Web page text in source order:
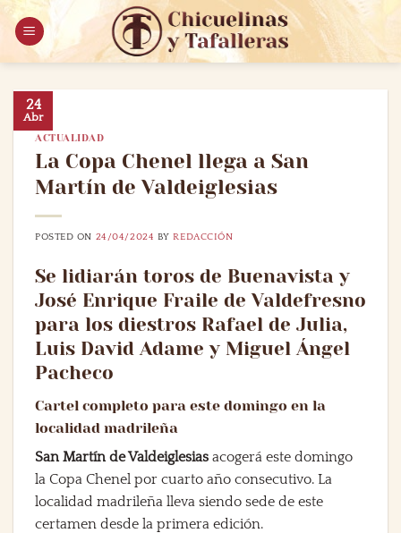
Saltar
contenido
24
Abr
ACTUALIDAD
La Copa Chenel llega a San
Martín de Valdeiglesias
POSTED ON 24/04/2024 BYREDACCIÓN
Se lidiarán toros de Buenavista y
José Enrique Fraile de Valdefresno
para los diestros Rafael de Julia,
Luis David Adame y Miguel Ángel
Pacheco
Cartel completo para este domingo en la
localidad madrileña
San Martín de Valdeiglesias acogerá este domingo
la Copa Chenel por cuarto año consecutivo. La
localidad madrileña lleva siendo sede de este
certamen desde la primera edición.